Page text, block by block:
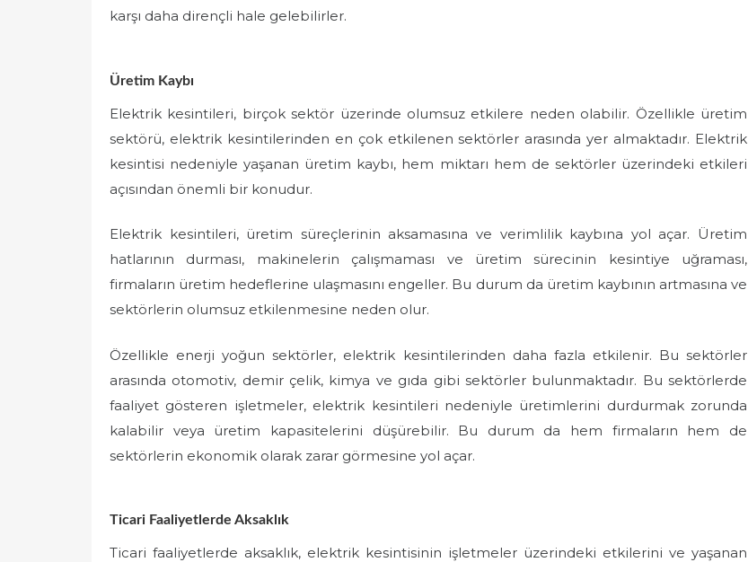
karşı daha dirençli hale gelebilirler.
Üretim Kaybı
Elektrik kesintileri, birçok sektör üzerinde olumsuz etkilere neden olabilir. Özellikle üretim
sektörü, elektrik kesintilerinden en çok etkilenen sektörler arasında yer almaktadır. Elektrik
kesintisi nedeniyle yaşanan üretim kaybı, hem miktarı hem de sektörler üzerindeki etkileri
açısından önemli bir konudur.
Elektrik kesintileri, üretim süreçlerinin aksamasına ve verimlilik kaybına yol açar. Üretim
hatlarının durması, makinelerin çalışmaması ve üretim sürecinin kesintiye uğraması,
firmaların üretim hedeflerine ulaşmasını engeller. Bu durum da üretim kaybının artmasına ve
sektörlerin olumsuz etkilenmesine neden olur.
Özellikle enerji yoğun sektörler, elektrik kesintilerinden daha fazla etkilenir. Bu sektörler
arasında otomotiv, demir çelik, kimya ve gıda gibi sektörler bulunmaktadır. Bu sektörlerde
faaliyet gösteren işletmeler, elektrik kesintileri nedeniyle üretimlerini durdurmak zorunda
kalabilir veya üretim kapasitelerini düşürebilir. Bu durum da hem firmaların hem de
sektörlerin ekonomik olarak zarar görmesine yol açar.
Ticari Faaliyetlerde Aksaklık
Ticari faaliyetlerde aksaklık, elektrik kesintisinin işletmeler üzerindeki etkilerini ve yaşanan